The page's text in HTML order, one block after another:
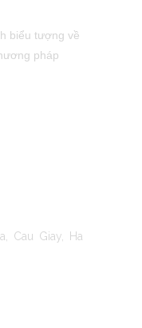
biểu tượng về
pháp
Cau Giay, Ha